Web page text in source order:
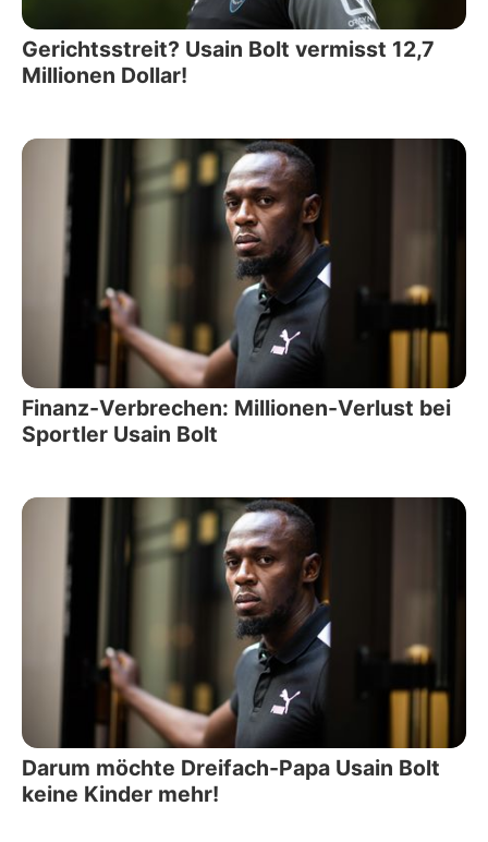
Gerichtsstreit? Usain Bolt vermisst 12,7
Millionen Dollar!
Finanz-Verbrechen: Millionen-Verlust bei
Sportler Usain Bolt
Darum möchte Dreifach-Papa Usain Bolt
keine Kinder mehr!